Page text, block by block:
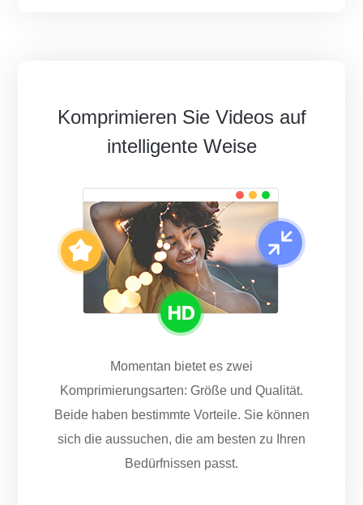
Komprimieren Sie Videos auf
intelligente Weise
Momentan bietet es zwei
Komprimierungsarten: Größe und Qualität.
Beide haben bestimmte Vorteile. Sie können
sich die aussuchen, die am besten zu Ihren
Bedürfnissen passt.